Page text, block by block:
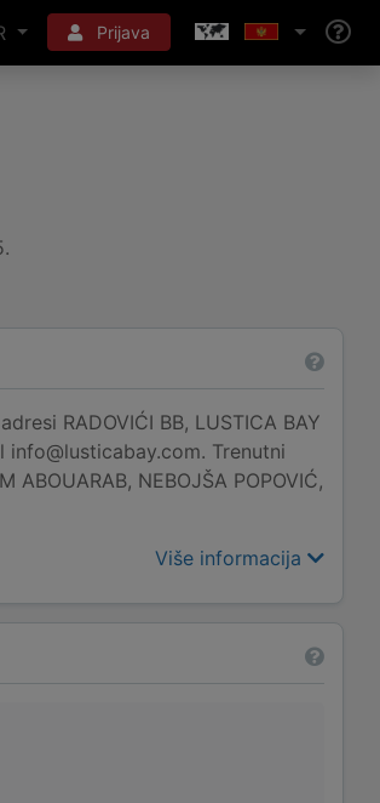
Prijava
RADOVIĆI BB, LUSTICA BAY
Trenutni
ABOUARAB, NEBOJŠA POPOVIĆ,
Više informacija